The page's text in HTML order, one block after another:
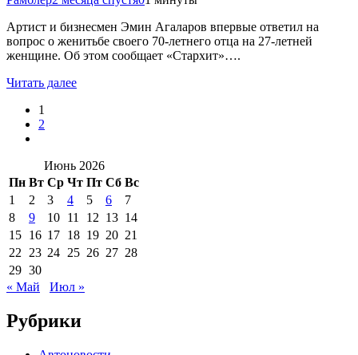
Артист и бизнесмен Эмин Агаларов впервые ответил на
вопрос о женитьбе своего 70-летнего отца на 27-летней
женщине. Об этом сообщает «Стархит»….
Читать далее
1
2
Июнь 2026
Пн Вт Ср Чт Пт Сб Вс
1
2 3 4 5 6
7
8
9 10 11 12 13 14
15 16 17 18 19 20 21
22
23 24 25 26 27 28
29 30
« Май
Июл »
Рубрики